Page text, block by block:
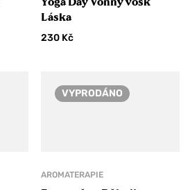
Láska
230 Kč
VYPRODÁNO
AROMATERAPIE